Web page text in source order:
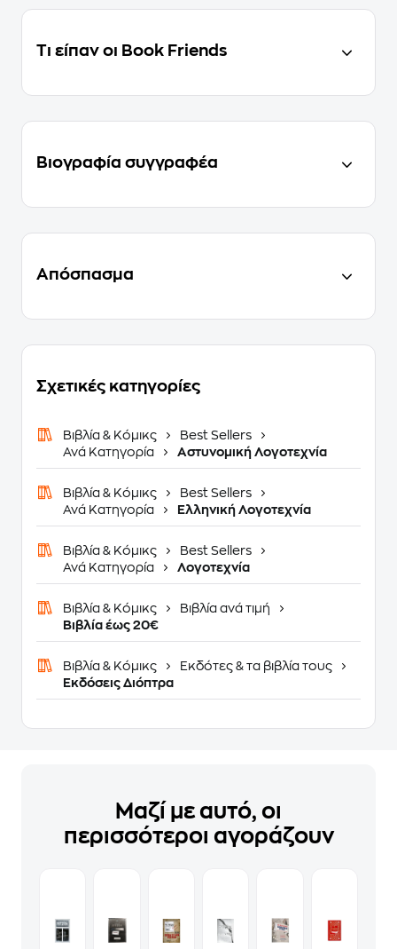
Τι είπαν οι Book Friends
Βιογραφία συγγραφέα
Απόσπασμα
Σχετικές κατηγορίες
Βιβλία & Κόμικς
Best Sellers
Ανά Κατηγορία
Αστυνομική Λογοτεχνία
Βιβλία & Κόμικς
Best Sellers
Ανά Κατηγορία
Ελληνική Λογοτεχνία
Βιβλία & Κόμικς
Best Sellers
Ανά Κατηγορία
Λογοτεχνία
Βιβλία & Κόμικς
Βιβλία ανά τιμή
Βιβλία έως 20€
Βιβλία & Κόμικς
Εκδότες & τα βιβλία τους
Εκδόσεις Διόπτρα
Μαζί με αυτό, οι
περισσότεροι αγοράζουν